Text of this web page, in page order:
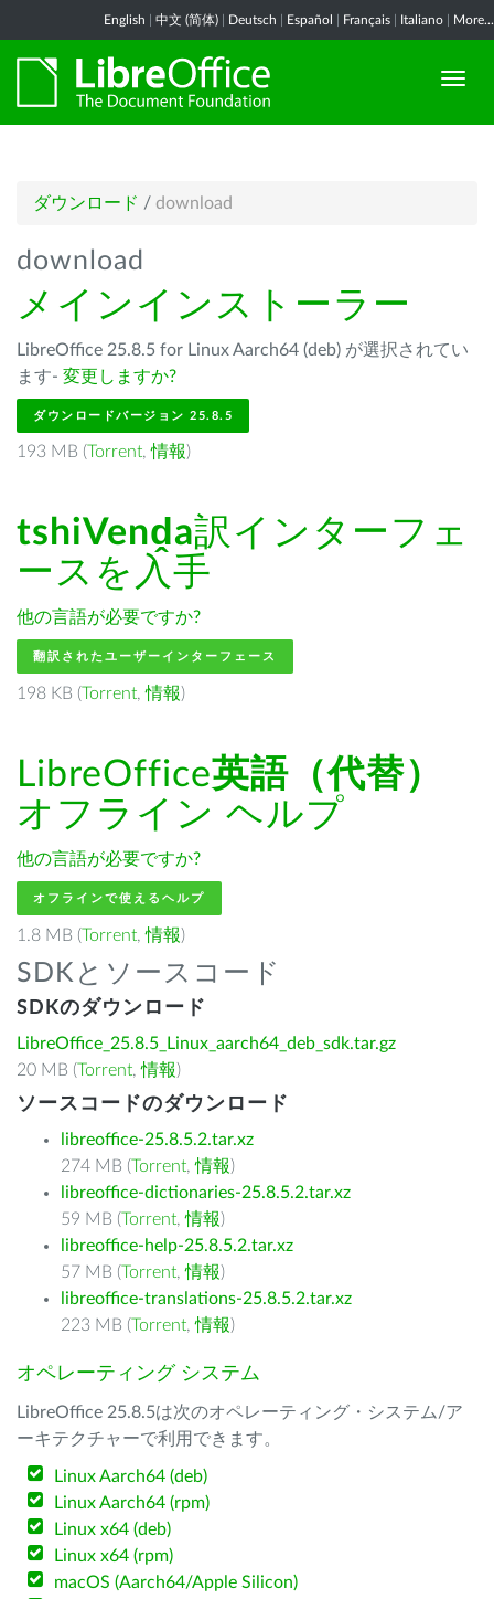
English 中文 (简体) Deutsch Español Français Italiano More...
ダウンロード / download
download
メインインストーラー
LibreOffice 25.8.5 for Linux Aarch64 (deb) が選択されてい
ます- 変更しますか?
ダウンロードバージョン 25.8.5
193 MB (Torrent,情報)
tshiVenḓa訳インターフェ
ースを入手
他の言語が必要ですか?
翻訳されたユーザーインターフェース
198 KB (Torrent,情報)
LibreOffice英語（代替）
オフライン ヘルプ
他の言語が必要ですか?
オフラインで使えるヘルプ
1.8 MB (Torrent,情報)
SDKとソースコード
SDKのダウンロード
LibreOffice_25.8.5_Linux_aarch64_deb_sdk.tar.gz
20 MB (Torrent,情報)
ソースコードのダウンロード
libreoffice-25.8.5.2.tar.xz
274 MB (Torrent,情報)
libreoffice-dictionaries-25.8.5.2.tar.xz
59 MB (Torrent,情報)
libreoffice-help-25.8.5.2.tar.xz
57 MB (Torrent,情報)
libreoffice-translations-25.8.5.2.tar.xz
223 MB (Torrent,情報)
オペレーティング システム
LibreOffice 25.8.5は次のオペレーティング・システム/ア
ーキテクチャーで利用できます。
Linux Aarch64 (deb)
Linux Aarch64 (rpm)
Linux x64 (deb)
Linux x64 (rpm)
macOS (Aarch64/Apple Silicon)